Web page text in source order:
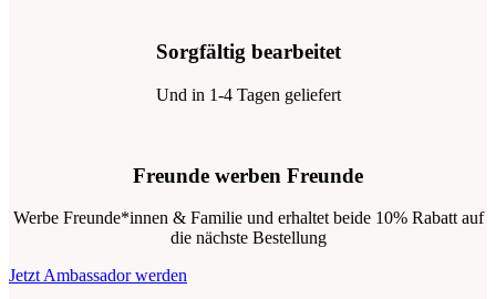
Sorgfältig bearbeitet
Und in 1-4 Tagen geliefert
Freunde werben Freunde
Werbe Freunde*innen & Familie und erhaltet beide 10% Rabatt auf
die nächste Bestellung
Jetzt Ambassador werden